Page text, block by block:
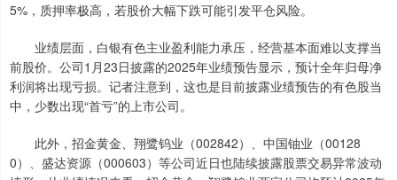
5%，质押率极高，若股价大幅下跌可能引发平仓风险。
业绩层面，白银有色主业盈利能力承压，经营基本面难以支撑当
前股价。公司1月23日披露的2025年业绩预告显示，预计全年归母净
利润将出现亏损。记者注意到，这也是目前披露业绩预告的有色股当
中，少数出现“首亏”的上市公司。
此外，招金黄金、翔鹭钨业（002842）、中国铀业（00128
0）、盛达资源（000603）等公司近日也陆续披露股票交易异常波动